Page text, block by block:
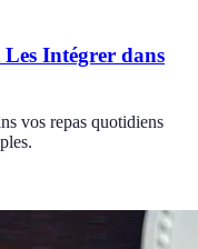
Intégrer dans
vos repas quotidiens